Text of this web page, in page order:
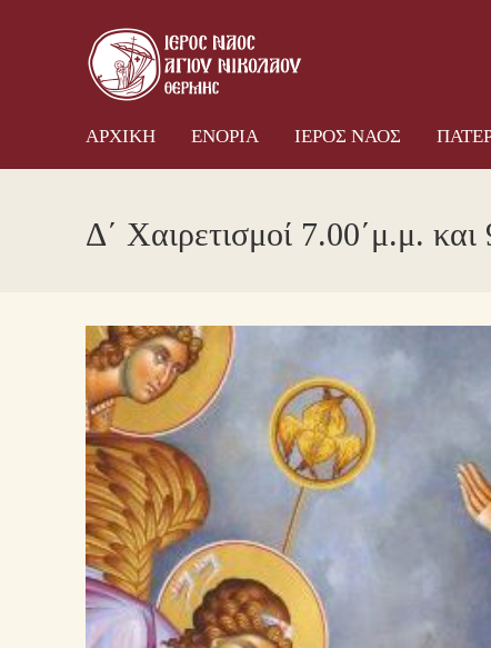
ΑΡΧΙΚΗ ΕΝΟΡΙΑ ΙΕΡΟΣ ΝΑΟΣ
Δ΄ Χαιρετισμοί 7.00΄μ.μ. και
ΑΡΧΙΚΗ